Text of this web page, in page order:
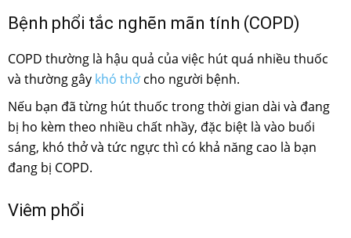
Bệnh phổi tắc nghẽn mãn tính (COPD)
COPD thường là hậu quả của việc hút quá nhiều thuốc
và thường gây khó thở cho người bệnh.
Nếu bạn đã từng hút thuốc trong thời gian dài và đang
bị ho kèm theo nhiều chất nhầy, đặc biệt là vào buổi
sáng, khó thở và tức ngực thì có khả năng cao là bạn
đang bị COPD.
Viêm phổi